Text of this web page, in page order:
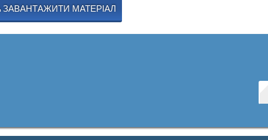
ЗАВАНТАЖИТИ МАТЕРІАЛ